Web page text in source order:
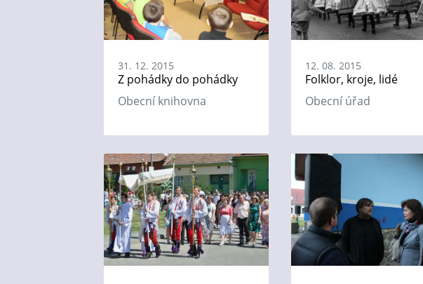
31. 12. 2015
Z pohádky do pohádky
Obecní knihovna
12. 08. 2015
Folklor, kroje, lidé
Obecní úřad